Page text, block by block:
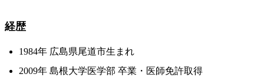
経歴
1984年 広島県尾道市生まれ
2009年 島根大学医学部 卒業・医師免許取得